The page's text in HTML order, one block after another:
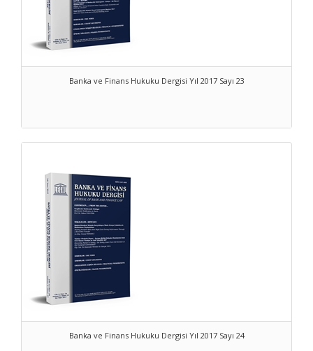
Banka ve Finans Hukuku Dergisi Yıl 2017 Sayı 23
Banka ve Finans Hukuku Dergisi Yıl 2017 Sayı 24